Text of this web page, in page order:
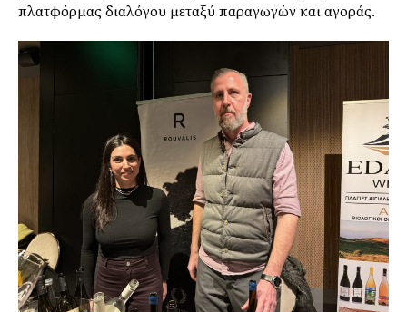
πλατφόρμας διαλόγου μεταξύ παραγωγών και αγοράς.